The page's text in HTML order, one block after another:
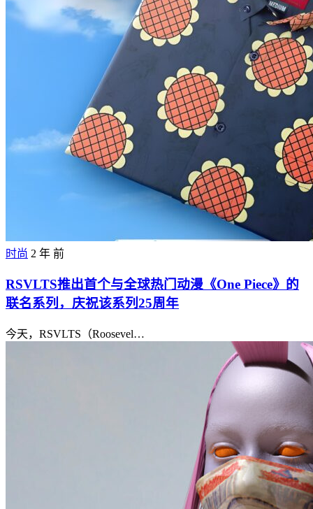
时尚 2 年 前
RSVLTS推出首个与全球热门动漫《One Piece》的
联名系列，庆祝该系列25周年
今天，RSVLTS（Roosevel…